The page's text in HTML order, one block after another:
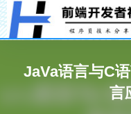
JaVa语言与C
言